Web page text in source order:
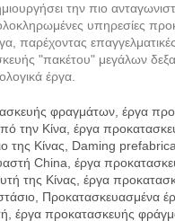
την πιο
υπηρεσίες
παρέχοντας
"πακέτου" μεγάλων
έργα.
φραγμάτων, έργα
την Κίνα, έργα
της Κίνας, Daming
China, έργα
της Κίνας, έργα
, Προκατασκευασμένα
, έργα προκατασκευής